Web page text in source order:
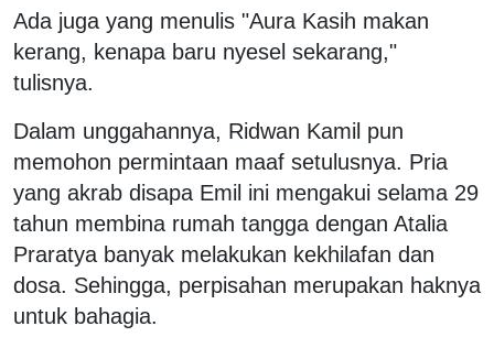
Ada juga yang menulis "Aura Kasih makan
kerang, kenapa baru nyesel sekarang,"
tulisnya.
Dalam unggahannya, Ridwan Kamil pun
memohon permintaan maaf setulusnya. Pria
yang akrab disapa Emil ini mengakui selama 29
tahun membina rumah tangga dengan Atalia
Praratya banyak melakukan kekhilafan dan
dosa. Sehingga, perpisahan merupakan haknya
untuk bahagia.